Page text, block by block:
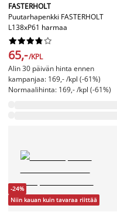
FASTERHOLT
Puutarhapenkki FASTERHOLT
L138xP61 harmaa






65,-/KPL
Alin 30 päivän hinta ennen
kampanjaa: 169,- /kpl (-61%)
Normaalihinta: 169,- /kpl (-61%)
-24%
Niin kauan kuin tavaraa riittää